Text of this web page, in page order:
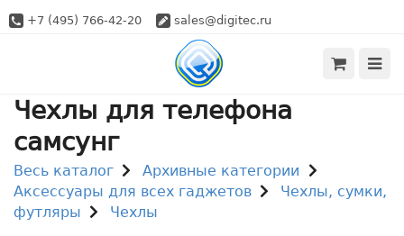
+7 (495) 766-42-20 sales@digitec.ru
Чехлы для телефона
самсунг
Весь каталог
Архивные категории
Аксессуары для всех гаджетов
Чехлы, сумки,
футляры
Чехлы